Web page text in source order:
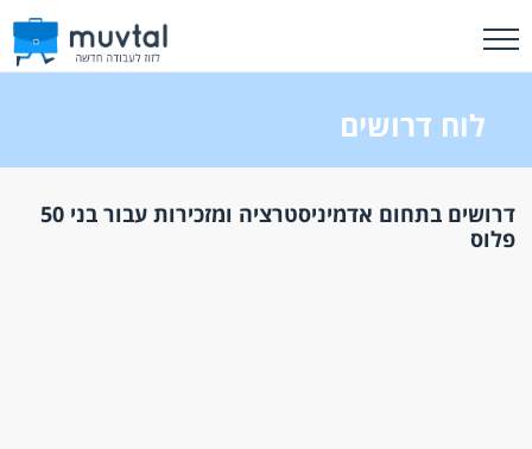
לוח דרושים
דרושים בתחום אדמיניסטרציה ומזכירות עבור בני 50
פלוס